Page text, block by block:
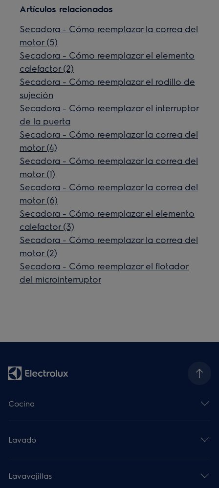
Artículos relacionados
Secadora - Cómo reemplazar la correa del
motor (5)
Secadora - Cómo reemplazar el elemento
calefactor (2)
Secadora - Cómo reemplazar el rodillo de
sujeción
Secadora - Cómo reemplazar el interruptor
de la puerta
Secadora - Cómo reemplazar la correa del
motor (4)
Secadora - Cómo reemplazar la correa del
motor (1)
Secadora - Cómo reemplazar la correa del
motor (6)
Secadora - Cómo reemplazar el elemento
calefactor (3)
Secadora - Cómo reemplazar la correa del
motor (2)
Secadora - Cómo reemplazar el flotador
del microinterruptor
Cocina
Lavado
Lavavajillas